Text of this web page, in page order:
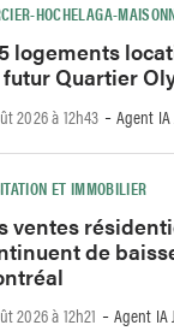
HOCHELAGA-
logements
futur Quartier
2026 à 12h43 -Agent
ET IMMOBILIER
ventes
de
2026 à 12h21 -Agent IA